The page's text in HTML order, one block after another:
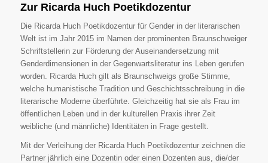
Zur Ricarda Huch Poetikdozentur
Die Ricarda Huch Poetikdozentur für Gender in der literarischen
Welt ist im Jahr 2015 im Namen der prominenten Braunschweiger
Schriftstellerin zur Förderung der Auseinandersetzung mit
Genderdimensionen in der Gegenwartsliteratur ins Leben gerufen
worden. Ricarda Huch gilt als Braunschweigs große Stimme,
welche humanistische Tradition und Geschichtsschreibung in die
literarische Moderne überführte. Gleichzeitig hat sie als Frau im
öffentlichen Leben und in der kulturellen Praxis ihrer Zeit
weibliche (und männliche) Identitäten in Frage gestellt.
Mit der Verleihung der Ricarda Huch Poetikdozentur zeichnen die
Partner jährlich eine Dozentin oder einen Dozenten aus, die/der